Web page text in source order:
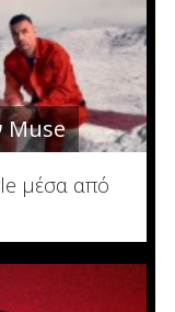
Muse
μέσα από